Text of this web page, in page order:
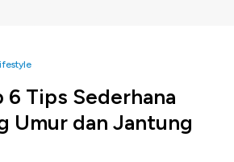
6 Tips Sederhana
Umur dan Jantung